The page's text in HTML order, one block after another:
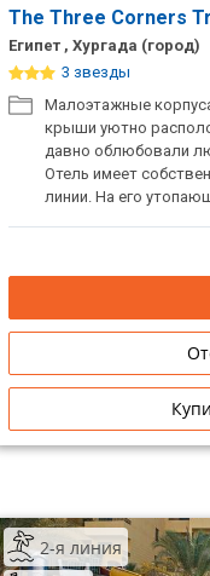
The Three Corners
Египет , Хургада (город)
3 звезды
Малоэтажные
крыши уютно
давно облюбовали
Отель имеет
линии. На его
гости могут
посетить салон
2-я линия